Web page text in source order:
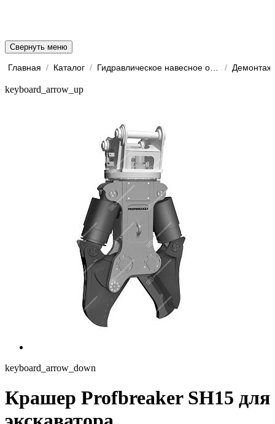
Свернуть меню
Главная / Каталог / /
keyboard_arrow_up
keyboard_arrow_down
Крашер Profbreaker SH15 для